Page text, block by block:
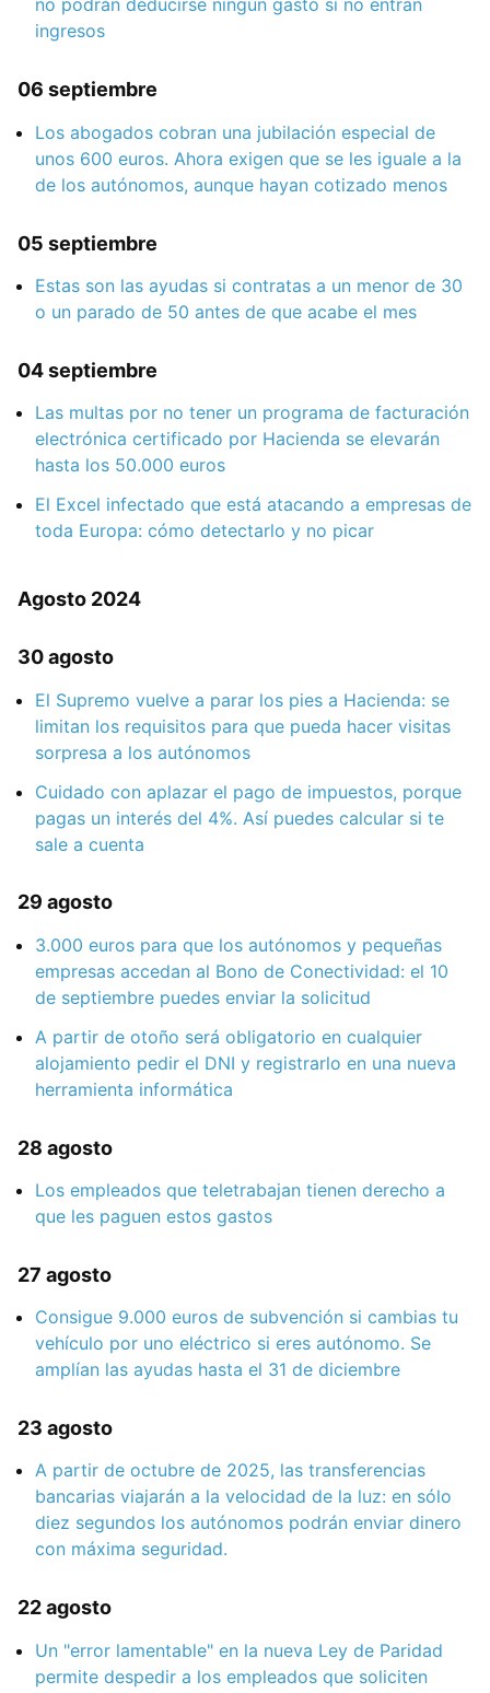
no podrán deducirse ningún gasto si no entran
ingresos
06 septiembre
Los abogados cobran una jubilación especial de
unos 600 euros. Ahora exigen que se les iguale a la
de los autónomos, aunque hayan cotizado menos
05 septiembre
Estas son las ayudas si contratas a un menor de 30
o un parado de 50 antes de que acabe el mes
04 septiembre
Las multas por no tener un programa de facturación
electrónica certificado por Hacienda se elevarán
hasta los 50.000 euros
El Excel infectado que está atacando a empresas de
toda Europa: cómo detectarlo y no picar
Agosto 2024
30 agosto
El Supremo vuelve a parar los pies a Hacienda: se
limitan los requisitos para que pueda hacer visitas
sorpresa a los autónomos
Cuidado con aplazar el pago de impuestos, porque
pagas un interés del 4%. Así puedes calcular si te
sale a cuenta
29 agosto
3.000 euros para que los autónomos y pequeñas
empresas accedan al Bono de Conectividad: el 10
de septiembre puedes enviar la solicitud
A partir de otoño será obligatorio en cualquier
alojamiento pedir el DNI y registrarlo en una nueva
herramienta informática
28 agosto
Los empleados que teletrabajan tienen derecho a
que les paguen estos gastos
27 agosto
Consigue 9.000 euros de subvención si cambias tu
vehículo por uno eléctrico si eres autónomo. Se
amplían las ayudas hasta el 31 de diciembre
23 agosto
A partir de octubre de 2025, las transferencias
bancarias viajarán a la velocidad de la luz: en sólo
diez segundos los autónomos podrán enviar dinero
con máxima seguridad.
22 agosto
Un "error lamentable" en la nueva Ley de Paridad
permite despedir a los empleados que soliciten